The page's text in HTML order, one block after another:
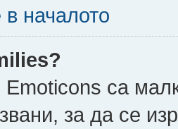
началото
са
за да се